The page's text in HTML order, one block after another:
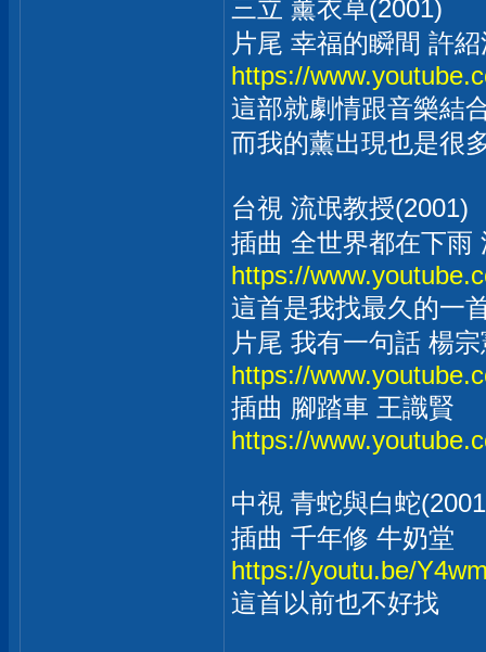
三立 薰衣草(2001)
片尾 幸福的瞬間 許
https://
這部就劇情跟音樂結
而我的薰出現也是很
台視 流氓教授(2001)
插曲 全世界都在下雨
https://
這首是我找最久的一
片尾 我有一句話 楊
https://
插曲 腳踏車 王識賢
https://
中視 青蛇與白蛇
插曲 千年修 牛奶堂
https://youtu.be/
這首以前也不好找